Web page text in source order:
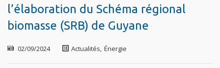
l’élaboration du Schéma régional
biomasse (SRB) de Guyane
02/09/2024 Actualités, Énergie